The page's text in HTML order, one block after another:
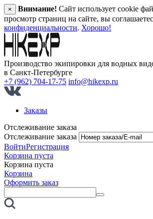
× Внимание! Сайт использует cookie
просмотр страниц на сайте, вы
конфиденциальности. Хорошо!
Производство экипировки для водных
в Санкт‑Петербурге
+7 (962) 704-17-75 info@hikexp.ru
Заказы
Отслеживание заказа
Отслеживание заказа
ВойтиРегистрация
Корзина пуста
Корзина пуста
Корзина
Оформить заказ